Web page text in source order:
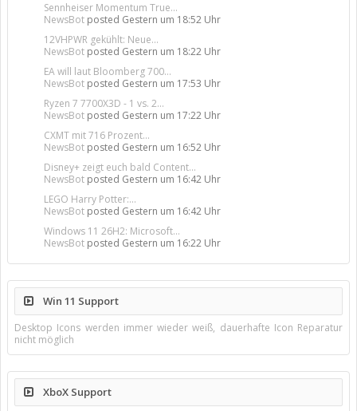
Sennheiser Momentum True...
NewsBot posted Gestern um 18:52 Uhr
12VHPWR gekühlt: Neue...
NewsBot posted Gestern um 18:22 Uhr
EA will laut Bloomberg 700...
NewsBot posted Gestern um 17:53 Uhr
Ryzen 7 7700X3D - 1 vs. 2...
NewsBot posted Gestern um 17:22 Uhr
CXMT mit 716 Prozent...
NewsBot posted Gestern um 16:52 Uhr
Disney+ zeigt euch bald Content...
NewsBot posted Gestern um 16:42 Uhr
LEGO Harry Potter:...
NewsBot posted Gestern um 16:42 Uhr
Windows 11 26H2: Microsoft...
NewsBot posted Gestern um 16:22 Uhr
Win 11 Support
Desktop Icons werden immer wieder weiß, dauerhafte Icon Reparatur
nicht möglich
XboX Support